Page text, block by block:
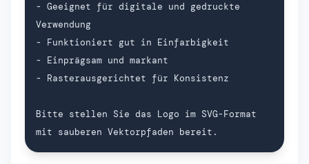
- Geeignet für digitale und gedruckte
Verwendung
- Funktioniert gut in Einfarbigkeit
- Einprägsam und markant
- Rasterausgerichtet für Konsistenz
Bitte stellen Sie das Logo im SVG-Format
mit sauberen Vektorpfaden bereit.